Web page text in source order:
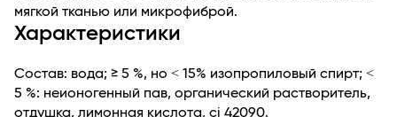
мягкой тканью или микрофиброй.
Характеристики
Состав: вода; ≥ 5 %, но ˂ 15% изопропиловый спирт; ˂
5 %: неионогенный пав, органический растворитель,
отдушка, лимонная кислота, ci 42090.